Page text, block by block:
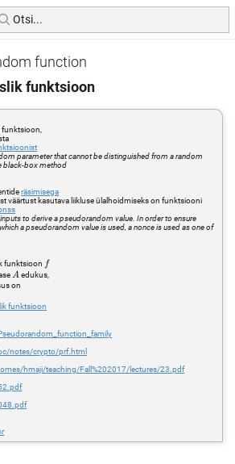
function
funktsioon
parameter that cannot be distinguished from a random
black-box method
räsimisega
väärtust kasutava liikluse ülalhoidmiseks on funktsiooni
to derive a pseudorandom value. In order to ensure
a pseudorandom value is used, a nonce is used as one of
funktsioon ff
A
Aedukus,
on
funktsioon
notes/crypto/prf.html
hmaji/teaching/Fall%202017/lectures/23.pdf